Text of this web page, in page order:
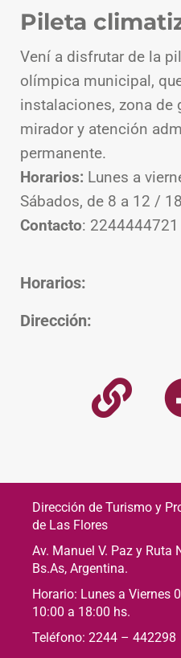
Pileta
Vení a disfrutar de la
olímpica municipal,
instalaciones, zona de
mirador y atención
permanente.
Horarios: Lunes a
Sábados, de 8 a 12 /
Contacto: 2244444721
Horarios:
Dirección:
Dirección de Turismo y
de Las Flores
Av. Manuel V. Paz y Ruta
Bs.As, Argentina.
Horario: Lunes a Viernes
10:00 a 18:00 hs.
Teléfono: 2244 – 442298